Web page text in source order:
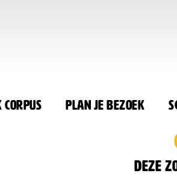
Plan je bezoek
Deze